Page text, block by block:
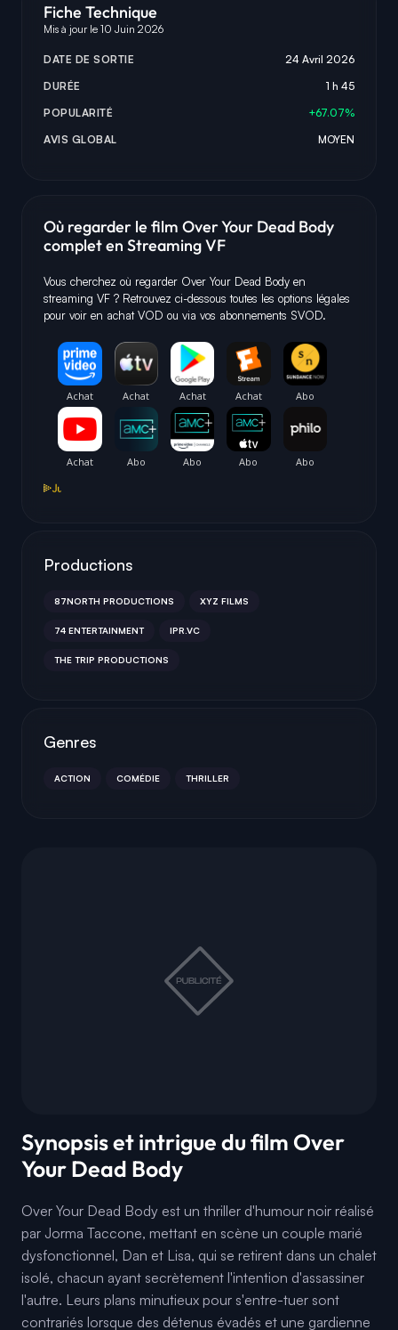
Synopsis et intrigue du film Over
Your Dead Body
Over Your Dead Body est un thriller d'humour noir réalisé
par Jorma Taccone, mettant en scène un couple marié
dysfonctionnel, Dan et Lisa, qui se retirent dans un chalet
isolé, chacun ayant secrètement l'intention d'assassiner
l'autre. Leurs plans minutieux pour s'entre-tuer sont
contrariés lorsque des détenus évadés et une gardienne
Fiche Technique
Mis à jour le 10 Juin 2026
DATE DE SORTIE
24 Avril 2026
DURÉE
1 h 45
POPULARITÉ
+67.07%
AVIS GLOBAL
MOYEN
Où regarder le film Over Your Dead Body
complet en Streaming VF
Vous cherchez où regarder Over Your Dead Body en
streaming VF ? Retrouvez ci-dessous toutes les options légales
pour voir en achat VOD ou via vos abonnements SVOD.
Productions
87NORTH PRODUCTIONS XYZ FILMS
74 ENTERTAINMENT IPR.VC
THE TRIP PRODUCTIONS
Genres
ACTION COMÉDIE THRILLER